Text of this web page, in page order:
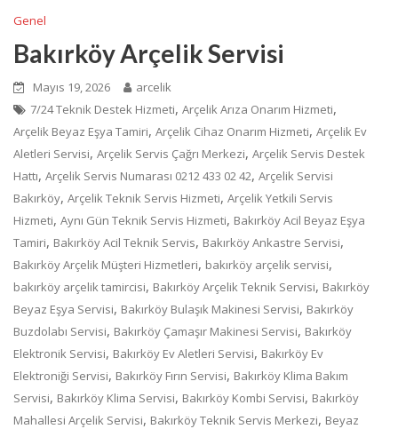
Genel
Bakırköy Arçelik Servisi
Mayıs 19, 2026
arcelik
7/24 Teknik Destek Hizmeti, Arçelik Arıza Onarım Hizmeti,
Arçelik Beyaz Eşya Tamiri, Arçelik Cihaz Onarım Hizmeti, Arçelik Ev
Aletleri Servisi, Arçelik Servis Çağrı Merkezi, Arçelik Servis Destek
Hattı, Arçelik Servis Numarası 0212 433 02 42, Arçelik Servisi
Bakırköy, Arçelik Teknik Servis Hizmeti, Arçelik Yetkili Servis
Hizmeti, Aynı Gün Teknik Servis Hizmeti, Bakırköy Acil Beyaz Eşya
Tamiri, Bakırköy Acil Teknik Servis, Bakırköy Ankastre Servisi,
Bakırköy Arçelik Müşteri Hizmetleri, bakırköy arçelik servisi,
bakırköy arçelik tamircisi, Bakırköy Arçelik Teknik Servisi, Bakırköy
Beyaz Eşya Servisi, Bakırköy Bulaşık Makinesi Servisi, Bakırköy
Buzdolabı Servisi, Bakırköy Çamaşır Makinesi Servisi, Bakırköy
Elektronik Servisi, Bakırköy Ev Aletleri Servisi, Bakırköy Ev
Elektroniği Servisi, Bakırköy Fırın Servisi, Bakırköy Klima Bakım
Servisi, Bakırköy Klima Servisi, Bakırköy Kombi Servisi, Bakırköy
Mahallesi Arçelik Servisi, Bakırköy Teknik Servis Merkezi, Beyaz